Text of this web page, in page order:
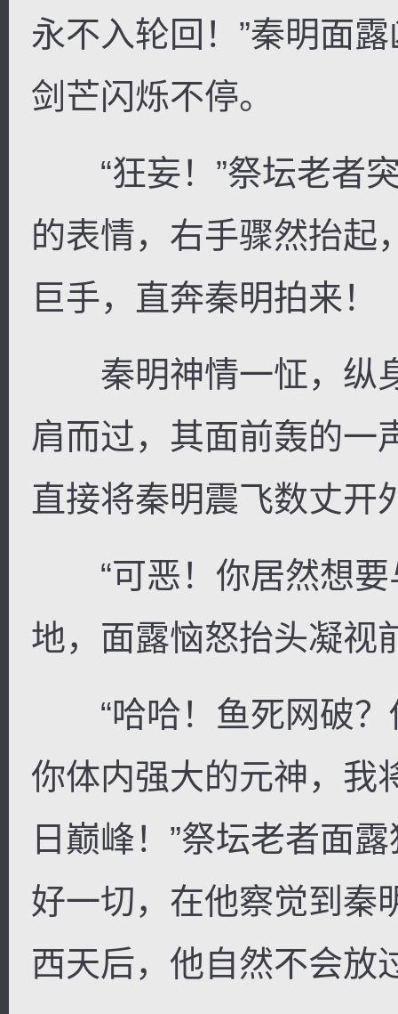
永不入轮回！”秦明面
剑芒闪烁不停。
“狂妄！”祭坛老者突
的表情，右手骤然抬起
巨手，直奔秦明拍来！
秦明神情一怔，纵
肩而过，其面前轰的一
直接将秦明震飞数丈开
“可恶！你居然想要
地，面露恼怒抬头凝视
“哈哈！鱼死网破？
你体内强大的元神，我
日巅峰！”祭坛老者面
好一切，在他察觉到秦
西天后，他自然不会放